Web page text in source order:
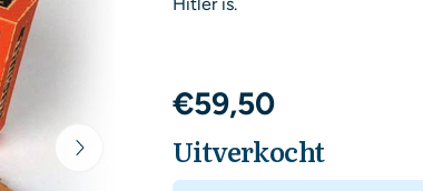
Hitler is.
€59,50
Uitverkocht